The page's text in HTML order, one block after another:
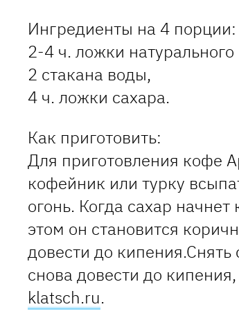
Ингредиенты на 4 порции:
2-4 ч. ложки
2 стакана воды,
4 ч. ложки сахара.
Как приготовить:
Для приготовления кофе
кофейник или турку
огонь. Когда сахар
этом он становится
довести до кипения.Снять
снова довести до
klatsch.ru.